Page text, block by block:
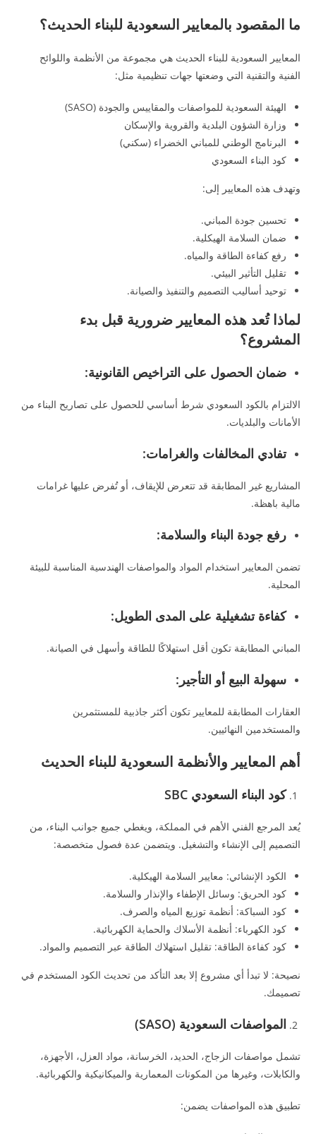
ما المقصود بالمعايير السعودية للبناء الحديث؟
المعايير السعودية للبناء الحديث هي مجموعة من الأنظمة واللوائح
الفنية والتقنية التي وضعتها جهات تنظيمية مثل:
الهيئة السعودية للمواصفات والمقاييس والجودة (SASO)
وزارة الشؤون البلدية والقروية والإسكان
البرنامج الوطني للمباني الخضراء (سكني)
كود البناء السعودي
وتهدف هذه المعايير إلى:
تحسين جودة المباني.
ضمان السلامة الهيكلية.
رفع كفاءة الطاقة والمياه.
تقليل التأثير البيئي.
توحيد أساليب التصميم والتنفيذ والصيانة.
لماذا تُعد هذه المعايير ضرورية قبل بدء
المشروع؟
ضمان الحصول على التراخيص القانونية:
الالتزام بالكود السعودي شرط أساسي للحصول على تصاريح البناء من
الأمانات والبلديات.
تفادي المخالفات والغرامات:
المشاريع غير المطابقة قد تتعرض للإيقاف، أو تُفرض عليها غرامات
مالية باهظة.
رفع جودة البناء والسلامة:
تضمن المعايير استخدام المواد والمواصفات الهندسية المناسبة للبيئة
المحلية.
كفاءة تشغيلية على المدى الطويل:
المباني المطابقة تكون أقل استهلاكًا للطاقة وأسهل في الصيانة.
سهولة البيع أو التأجير:
العقارات المطابقة للمعايير تكون أكثر جاذبية للمستثمرين
والمستخدمين النهائيين.
أهم المعايير والأنظمة السعودية للبناء الحديث
كود البناء السعودي SBC
يُعد المرجع الفني الأهم في المملكة، ويغطي جميع جوانب البناء، من
التصميم إلى الإنشاء والتشغيل. ويتضمن عدة فصول متخصصة:
الكود الإنشائي: معايير السلامة الهيكلية.
كود الحريق: وسائل الإطفاء والإنذار والسلامة.
كود السباكة: أنظمة توزيع المياه والصرف.
كود الكهرباء: أنظمة الأسلاك والحماية الكهربائية.
كود كفاءة الطاقة: تقليل استهلاك الطاقة عبر التصميم والمواد.
نصيحة: لا تبدأ أي مشروع إلا بعد التأكد من تحديث الكود المستخدم في
تصميمك.
المواصفات السعودية (SASO)
تشمل مواصفات الزجاج، الحديد، الخرسانة، مواد العزل، الأجهزة،
والكابلات، وغيرها من المكونات المعمارية والميكانيكية والكهربائية.
تطبيق هذه المواصفات يضمن: